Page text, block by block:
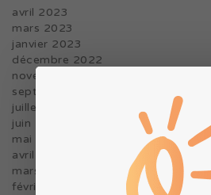
avril 2023
mars 2023
janvier 2023
décembre 2022
novembre 2022
septembre 2022
juillet 2022
juin 2022
mai 2022
avril 2022
mars 2022
février 2022